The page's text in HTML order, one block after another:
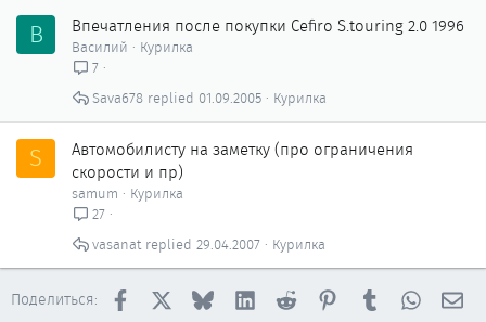
В Впечатления после покупки Cefiro S.touring 2.0 1996
Василий
Курилка
7
Курилка
01.09.2005
Sava678
S
Автомобилисту на заметку (про ограничения
скорости и пр)
samum
Курилка
27
Курилка
29.04.2007
vasanat
Поделиться: Facebook BlueskyLinkedInReddit PinterestTumblr